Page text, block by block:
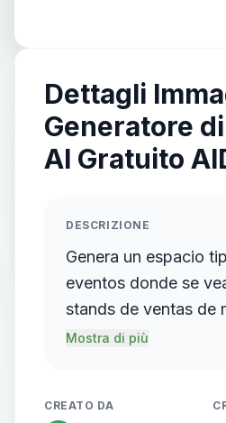
Dettagli
Generatore
AI Gratuito
DESCRIZIONE
Genera un espacio
eventos donde se
stands de ventas de
internacionales
geming como tetris y
Mostra di più
CREATO DA